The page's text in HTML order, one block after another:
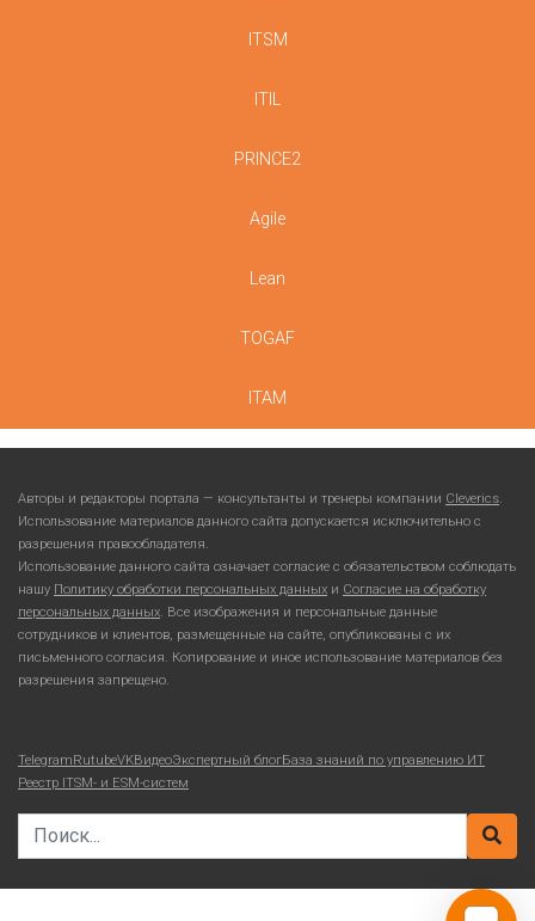
ITSM
ITIL
PRINCE2
Agile
Lean
TOGAF
ITAM
Авторы и редакторы портала — консультанты и тренеры компании Cleverics.
Использование материалов данного сайта допускается исключительно с
разрешения правообладателя.
Использование данного сайта означает согласие с обязательством соблюдать
нашу Политику обработки персональных данных и Согласие на обработку
персональных данных. Все изображения и персональные данные
сотрудников и клиентов, размещенные на сайте, опубликованы с их
письменного согласия. Копирование и иное использование материалов без
разрешения запрещено.
TelegramRutubeVKВидеоЭкспертный блогБаза знаний по управлению ИТ
Реестр ITSM- и ESM-систем
Search for